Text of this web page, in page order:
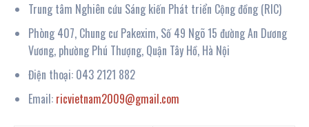
Trung tâm Nghiên cứu Sáng kiến Phát triển Cộng đồng (RIC)
Phòng 407, Chung cư Pakexim, Số 49 Ngõ 15 đường An Dương
Vương, phường Phú Thượng, Quận Tây Hồ, Hà Nội
Điện thoại: 043 2121 882
Email: ricvietnam2009@gmail.com